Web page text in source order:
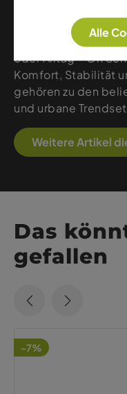
Materialien, präzise
cleanes, modernes
oder Alltag – On
Komfort, Stabilität
gehören zu den
und urbane
Weitere Artikel
Das
gefallen
-7%
Alle